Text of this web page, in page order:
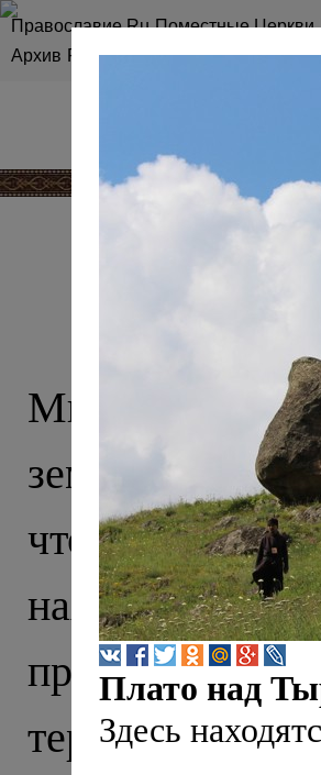
Православие.Ru Поместные Церкви
Архив RSS Карта сайта
Мы привыкли
землей
что тысячу
находили
прекрасно
территории
Плато над
Здесь